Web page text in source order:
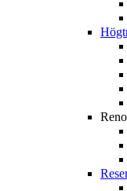
Reno